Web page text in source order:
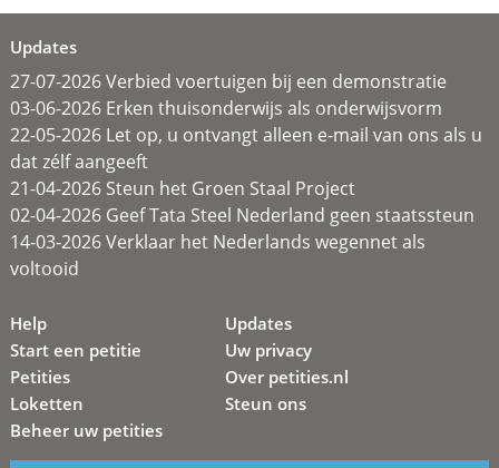
Updates
27-07-2026 Verbied voertuigen bij een demonstratie
03-06-2026 Erken thuisonderwijs als onderwijsvorm
22-05-2026 Let op, u ontvangt alleen e-mail van ons als u
dat zélf aangeeft
21-04-2026 Steun het Groen Staal Project
02-04-2026 Geef Tata Steel Nederland geen staatssteun
14-03-2026 Verklaar het Nederlands wegennet als
voltooid
Help
Start een petitie
Petities
Loketten
Beheer uw petities
Updates
Uw privacy
Over petities.nl
Steun ons